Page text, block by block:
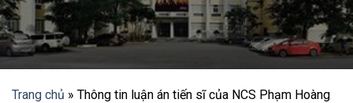
Trang chủ » Thông tin luận án tiến sĩ của NCS Phạm Hoàng